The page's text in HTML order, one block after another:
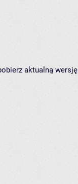
aktualną wersję